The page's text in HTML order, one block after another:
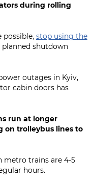
during rolling
possible, stop using the
shutdown
outages in Kyiv,
cabin doors has
run at longer
on trolleybus lines to
metro trains are 4-5
hours.